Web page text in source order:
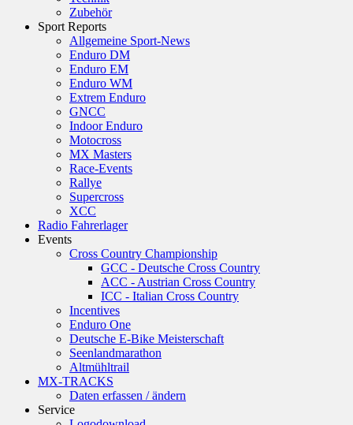
Zubehör
Sport Reports
Allgemeine Sport-News
Enduro DM
Enduro EM
Enduro WM
Extrem Enduro
GNCC
Indoor Enduro
Motocross
MX Masters
Race-Events
Rallye
Supercross
XCC
Radio Fahrerlager
Events
Cross Country Championship
GCC - Deutsche Cross Country
ACC - Austrian Cross Country
ICC - Italian Cross Country
Incentives
Enduro One
Deutsche E-Bike Meisterschaft
Seenlandmarathon
Altmühltrail
MX-TRACKS
Daten erfassen / ändern
Service